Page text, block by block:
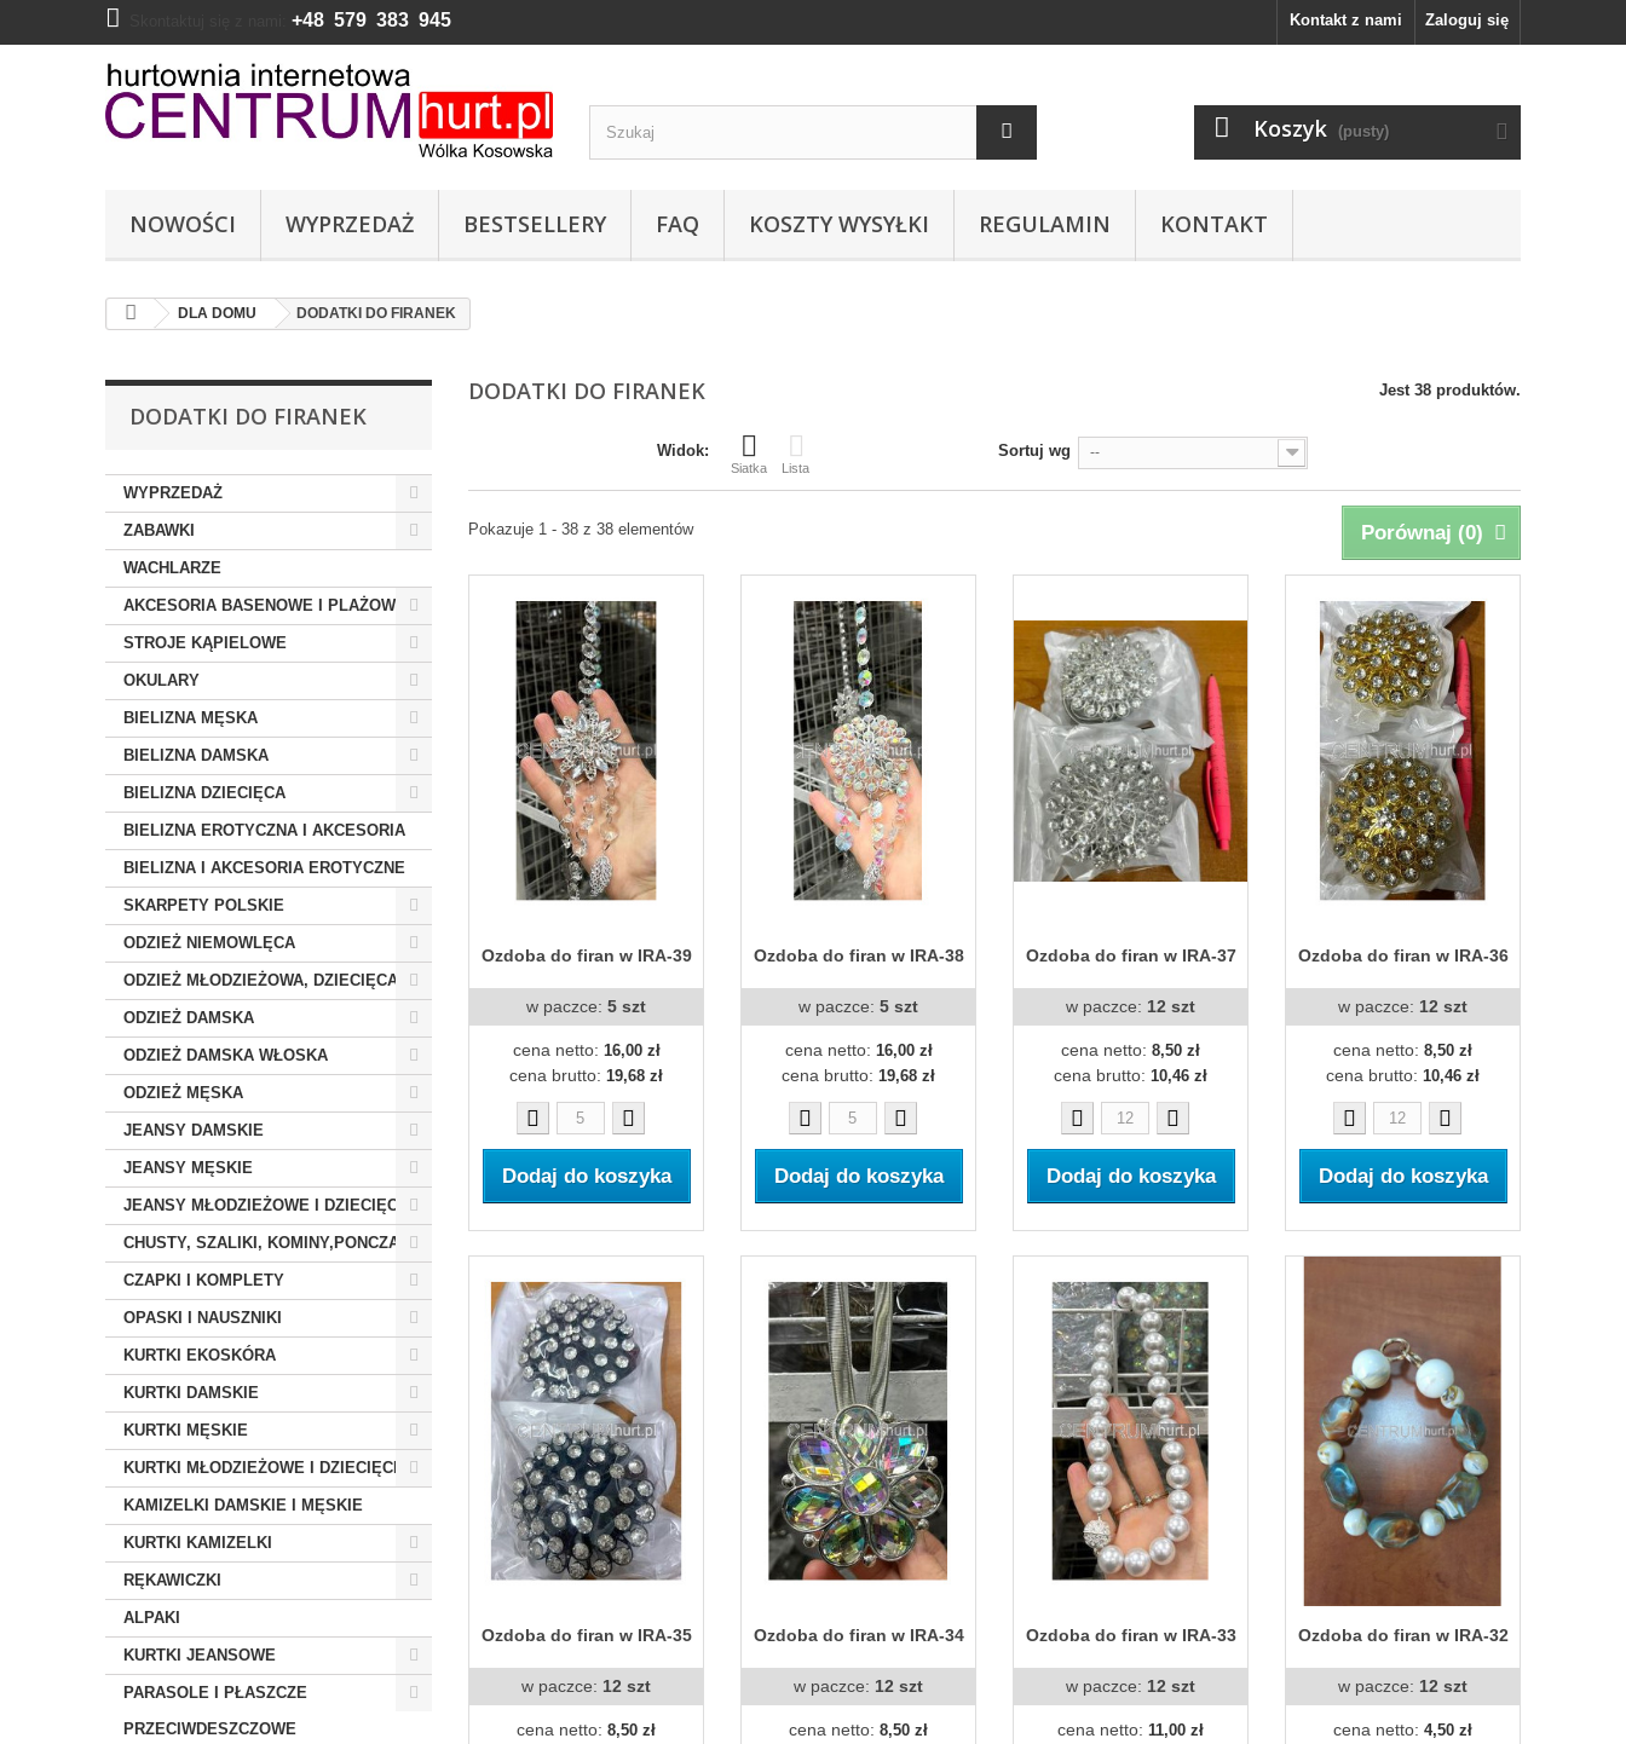
Zaloguj się
Kontakt z nami
+48 579 383 945
Koszyk (pusty)
NOWOŚCI WYPRZEDAŻ BESTSELLERY FAQ KOSZTY WYSYŁKI REGULAMIN KONTAKT
DLA DOMU DODATKI DO FIRANEK
DODATKI DO FIRANEK
WYPRZEDAŻ
ZABAWKI
WACHLARZE
AKCESORIA BASENOWE I PLAŻOWE
STROJE KĄPIELOWE
OKULARY
BIELIZNA MĘSKA
BIELIZNA DAMSKA
BIELIZNA DZIECIĘCA
BIELIZNA EROTYCZNA I AKCESORIA
BIELIZNA I AKCESORIA EROTYCZNE
SKARPETY POLSKIE
ODZIEŻ NIEMOWLĘCA
ODZIEŻ MŁODZIEŻOWA, DZIECIĘCA
ODZIEŻ DAMSKA
ODZIEŻ DAMSKA WŁOSKA
ODZIEŻ MĘSKA
JEANSY DAMSKIE
JEANSY MĘSKIE
JEANSY MŁODZIEŻOWE I DZIECIĘCE
CHUSTY, SZALIKI, KOMINY,PONCZA
CZAPKI I KOMPLETY
OPASKI I NAUSZNIKI
KURTKI EKOSKÓRA
KURTKI DAMSKIE
KURTKI MĘSKIE
KURTKI MŁODZIEŻOWE I DZIECIĘCE
KAMIZELKI DAMSKIE I MĘSKIE
KURTKI KAMIZELKI
RĘKAWICZKI
ALPAKI
KURTKI JEANSOWE
PARASOLE I PŁASZCZE
PRZECIWDESZCZOWE
DODATKI DO FIRANEK Jest 38 produktów.
Widok:
Siatka Lista
Sortuj wg --
Porównaj (0)
Pokazuje 1 - 38 z 38 elementów
Ozdoba do firan w IRA-39
w paczce: 5 szt
cena netto: 16,00 zł
cena brutto: 19,68 zł
Dodaj do koszyka
Ozdoba do firan w IRA-38
w paczce: 5 szt
cena netto: 16,00 zł
cena brutto: 19,68 zł
Dodaj do koszyka
Ozdoba do firan w IRA-37
w paczce: 12 szt
cena netto: 8,50 zł
cena brutto: 10,46 zł
Dodaj do koszyka
Ozdoba do firan w IRA-36
w paczce: 12 szt
cena netto: 8,50 zł
cena brutto: 10,46 zł
Dodaj do koszyka
Ozdoba do firan w IRA-35
w paczce: 12 szt
cena netto: 8,50 zł
Ozdoba do firan w IRA-34
w paczce: 12 szt
cena netto: 8,50 zł
Ozdoba do firan w IRA-33
w paczce: 12 szt
cena netto: 11,00 zł
Ozdoba do firan w IRA-32
w paczce: 12 szt
cena netto: 4,50 zł